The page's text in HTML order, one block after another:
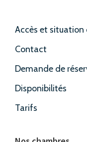
Accès et situation
Contact
Demande de
Disponibilités
Tarifs